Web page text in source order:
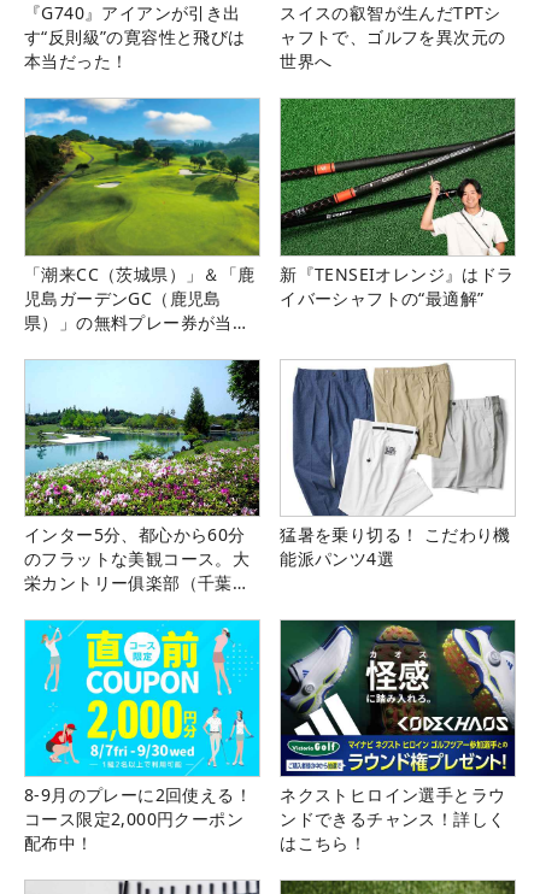
『G740』アイアンが引き出
す“反則級”の寛容性と飛びは
本当だった！
スイスの叡智が生んだTPTシ
ャフトで、ゴルフを異次元の
世界へ
「潮来CC（茨城県）」＆「鹿
児島ガーデンGC（鹿児島
県）」の無料プレー券が当た
新『TENSEIオレンジ』はドラ
イバーシャフトの“最適解”
インター5分、都心から60分
のフラットな美観コース。大
栄カントリー俱楽部（千葉
猛暑を乗り切る！ こだわり機
能派パンツ4選
8-9月のプレーに2回使える！
コース限定2,000円クーポン
配布中！
ネクストヒロイン選手とラウ
ンドできるチャンス！詳しく
はこちら！